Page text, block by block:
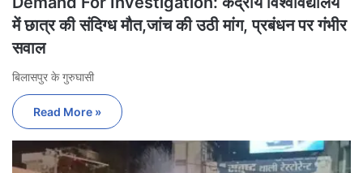
में छात्र की संदिग्ध मौत,जांच की उठी मांग, प्रबंधन पर गंभीर
सवाल
बिलासपुर के गुरुघासी
Read More »